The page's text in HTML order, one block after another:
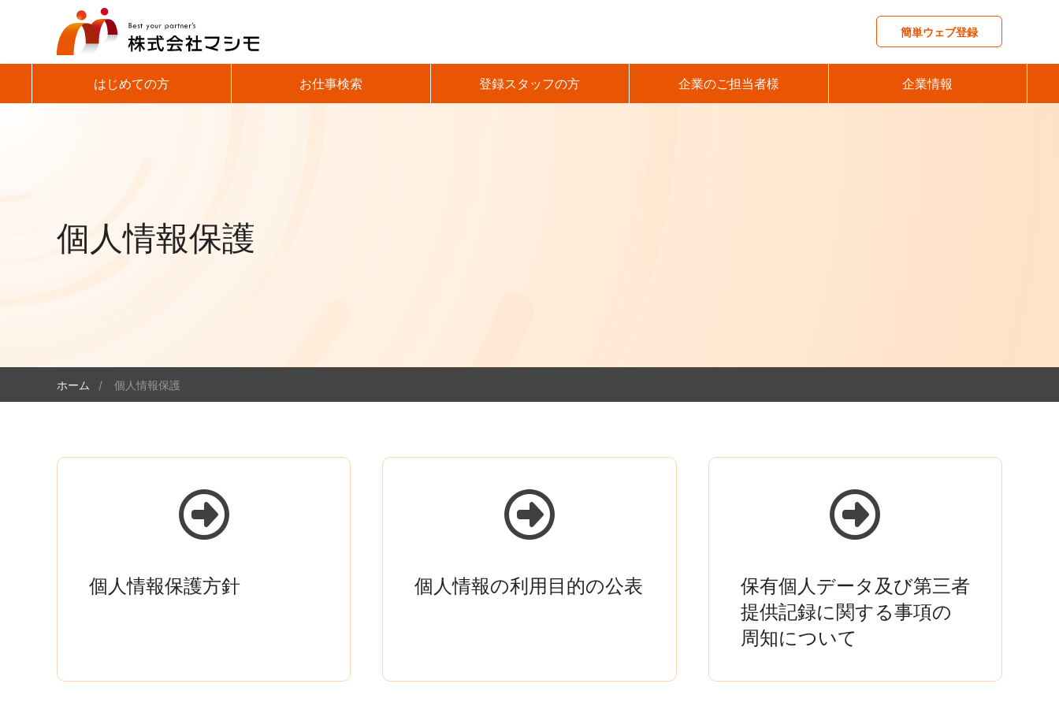
簡単ウェブ登録
はじめての方 お仕事検索 登録スタッフの方 企業のご担当者様 企業情報
個人情報保護
ホーム 個人情報保護
個人情報保護方針 個人情報の利用目的の公表
保有個人データ及び第三者
提供記録に関する事項の
周知について